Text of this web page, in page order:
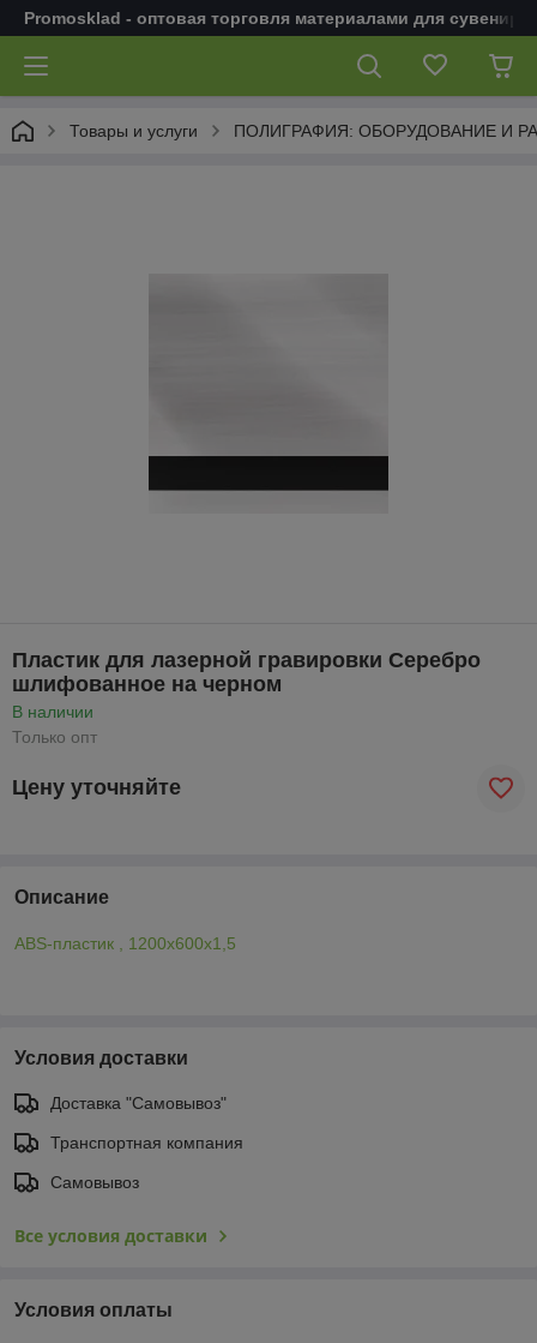
Promosklad - оптовая торговля материалами для
Товары и услуги ПОЛИГРАФИЯ: ОБОРУДОВАНИЕ И
Пластик для лазерной гравировки Серебро
шлифованное на черном
В наличии
Только опт
Цену уточняйте
Описание
ABS-пластик , 1200x600x1,5
Условия доставки
Доставка "Самовывоз"
Транспортная компания
Самовывоз
Все условия доставки
Условия оплаты